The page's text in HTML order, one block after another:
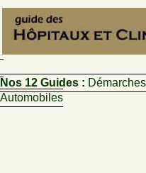
Nos 12 Guides :
Automobiles